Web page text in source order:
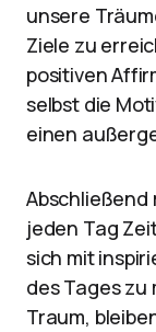
unsere
Ziele zu
positiven
selbst die
einen
Abschließend
jeden Tag
sich mit
des Tages zu
Traum,